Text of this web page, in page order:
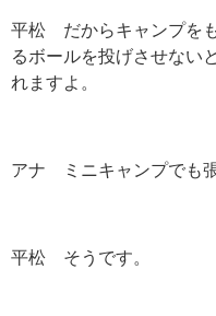
平松 だからキャンプを
るボールを投げさせない
れますよ。
アナ ミニキャンプでも張
平松 そうです。